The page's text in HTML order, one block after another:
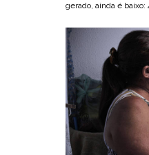
gerado, ainda é baixo: